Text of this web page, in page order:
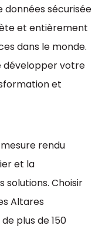
données sécurisée
et entièrement
dans le monde.
développer votre
et
rendu
et la
solutions. Choisir
Altares
plus de 150